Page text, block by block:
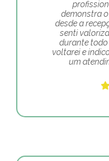
demonstra
desde a
senti
durante todo
voltarei e
um